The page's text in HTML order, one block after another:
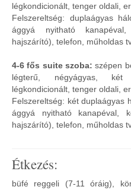
légkondicionált, tenger oldali,
Felszereltség: duplaágyas
ággyá nyitható
hajszárító), telefon, műholdas
4-6 fős suite szoba: szépen
légterű, négyágyas, két
légkondicionált, tenger oldali,
Felszereltség: két duplaágyas
ággyá nyitható kanapéval,
hajszárító), telefon, műholdas
Étkezés:
büfé reggeli (7-11 óráig),